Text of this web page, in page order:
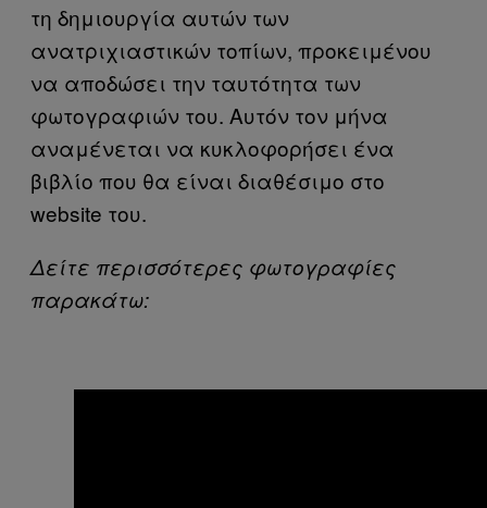
τη δημιουργία αυτών των
ανατριχιαστικών τοπίων, προκειμένου
να αποδώσει την ταυτότητα των
φωτογραφιών του. Αυτόν τον μήνα
αναμένεται να κυκλοφορήσει ένα
βιβλίο που θα είναι διαθέσιμο στο
website του.
Δείτε περισσότερες φωτογραφίες
παρακάτω: